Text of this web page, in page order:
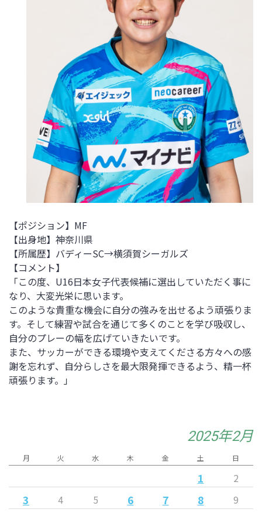
【ポジション】MF
【出身地】神奈川県
【所属歴】 バディーSC→横須賀シーガルズ
【コメント】
「この度、U16日本女子代表候補に選出していただく事に
なり、大変光栄に思います。
このような貴重な機会に自分の強みを出せるよう頑張りま
す。そして練習や試合を通じて多くのことを学び吸収し、
自分のプレーの幅を広げていきたいです。
また、サッカーができる環境や支えてくださる方々への感
謝を忘れず、自分らしさを最大限発揮できるよう、精一杯
頑張ります。」
2025年2月
月 火 水 木 金 土 日
1 2
3 4 5 6 7 8 9